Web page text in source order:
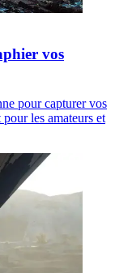
vos
pour capturer vos
les amateurs et